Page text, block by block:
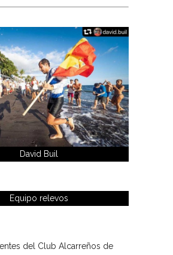
David Buil
Equipo relevos
del Club Alcarreños de